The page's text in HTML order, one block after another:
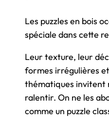
Les puzzles en bois
spéciale dans cette
Leur texture, leur
formes irrégulières
thématiques invitent
ralentir. On ne les
comme un puzzle